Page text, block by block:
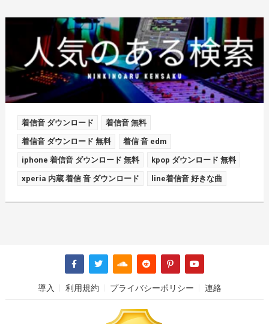
着信音 ダウンロード 着信音 無料
着信音 ダウンロード 無料 着信 音 edm
iphone 着信音 ダウンロード 無料 kpop ダウンロード 無料
xperia 内蔵 着信 音 ダウンロード line着信音 好きな曲
導入 利用規約 プライバシーポリシー 連絡